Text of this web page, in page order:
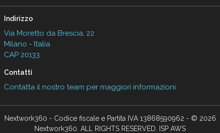
Indirizzo
Via Moretto da Brescia, 22
Milano - Italia
CAP 20133
Contatti
Contatta il nostro team per maggiori informazioni
Nextwork360 - Codice fiscale e Partita IVA 13868590962 - © 2026
Nextwork360. ALL RIGHTS RESERVED. ISP AWS